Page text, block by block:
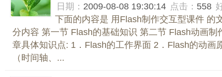
日期： 2009-08-08 19:30:14 点击： 558
下面的内容是 用Flash制作交互型课件 的
分内容 第一节 Flash的基础知识 第二节 Flash动画制
章具体知识点: 1．Flash的工作界面 2．Flash的动画
（时间轴、...